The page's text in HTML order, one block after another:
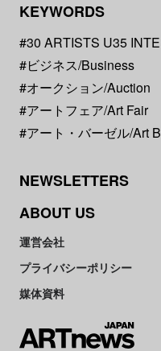
KEYWORDS
#30 ARTISTS U35
#ビジネス/Business
#オークション/Auction
#アートフェア/Art Fair
#アート・バーゼル/Art
NEWSLETTERS
ABOUT US
運営会社
プライバシーポリシー
媒体資料